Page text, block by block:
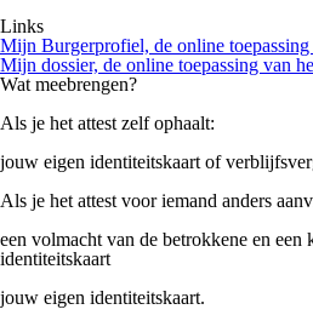
Links
Mijn Burgerprofiel, de online
Mijn dossier, de online toepassing van
Wat meebrengen?
Als je het attest zelf ophaalt:
jouw eigen identiteitskaart of
Als je het attest voor iemand anders
een volmacht van de betrokkene en een
identiteitskaart
jouw eigen identiteitskaart.